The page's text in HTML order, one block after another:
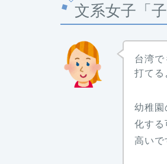
文系女子「
台湾
打てる
幼稚園
化する
高いで